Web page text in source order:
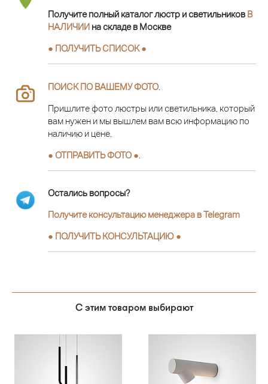
Получите полный каталог люстр и светильников В
НАЛИЧИИ на складе в Москве
● ПОЛУЧИТЬ СПИСОК ●
ПОИСК ПО ВАШЕМУ ФОТО
Пришлите фото люстры или светильника, который
вам нужен и мы вышлем вам всю информацию по
наличию и цене.
● ОТПРАВИТЬ ФОТО ●
Остались вопросы?
Получите консультацию менеджера в Telegram
● ПОЛУЧИТЬ КОНСУЛЬТАЦИЮ ●
С этим товаром выбирают